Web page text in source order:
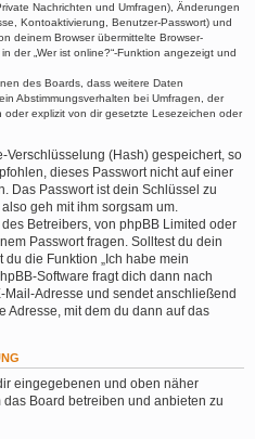
Nachrichten und Umfragen), Änderungen
Kontoaktivierung, Benutzer-Passwort) und
deinem Browser übermittelte Browser-
der „Wer ist online?“-Funktion angezeigt und
des Boards, dass weitere Daten
Abstimmungsverhalten bei Umfragen, der
explizit von dir gesetzte Lesezeichen oder
Verschlüsselung (Hash) gespeichert, so
dieses Passwort nicht auf einer
Das Passwort ist dein Schlüssel zu
geh mit ihm sorgsam um.
Betreibers, von phpBB Limited oder
Passwort fragen. Solltest du dein
die Funktion „Ich habe mein
Software fragt dich dann nach
Adresse und sendet anschließend
Adresse, mit dem du dann auf das
eingegebenen und oben näher
Board betreiben und anbieten zu